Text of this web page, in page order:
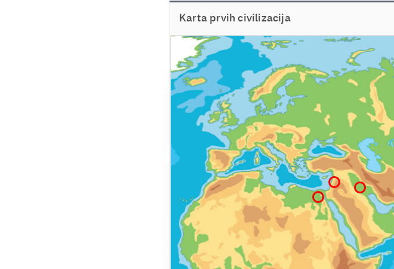
Karta prvih civilizacija